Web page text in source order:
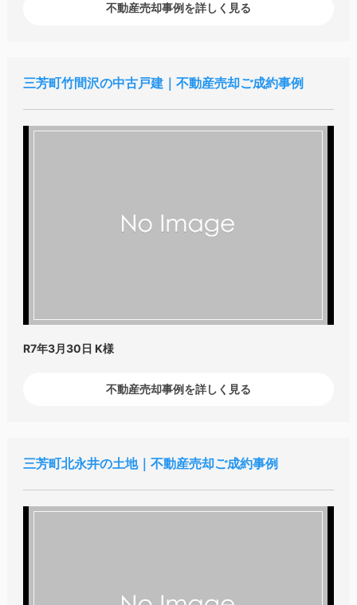
不動産売却事例を詳しく見る
三芳町竹間沢の中古戸建｜不動産売却ご成約事例
R7年3月30日 K様
不動産売却事例を詳しく見る
三芳町北永井の土地｜不動産売却ご成約事例